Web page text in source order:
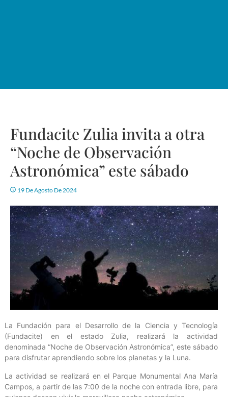
Fundacite Zulia invita a otra
“Noche de Observación
Astronómica” este sábado
19 De Agosto De 2024
La Fundación para el Desarrollo de la Ciencia y Tecnología
(Fundacite) en el estado Zulia, realizará la actividad
denominada “Noche de Observación Astronómica”, este sábado
para disfrutar aprendiendo sobre los planetas y la Luna.
La actividad se realizará en el Parque Monumental Ana María
Campos, a partir de las 7:00 de la noche con entrada libre, para